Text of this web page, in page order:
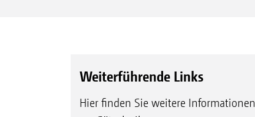
Weiterführende Links
Hier finden Sie weitere Informationen